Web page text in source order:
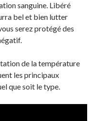
sanguine. Libéré
bel et bien lutter
serez protégé des
de la température
les principaux
que soit le type.